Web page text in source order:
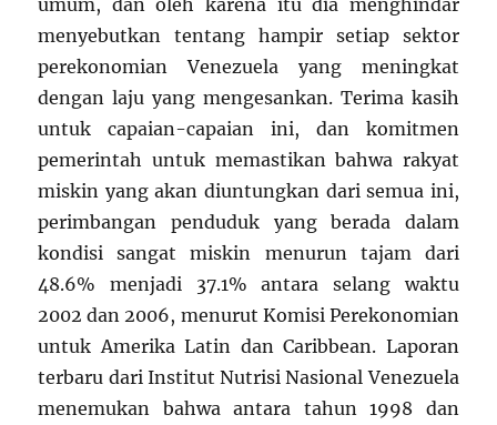
umum, dan oleh karena itu dia menghindar
menyebutkan tentang hampir setiap sektor
perekonomian Venezuela yang meningkat
dengan laju yang mengesankan. Terima kasih
untuk capaian-capaian ini, dan komitmen
pemerintah untuk memastikan bahwa rakyat
miskin yang akan diuntungkan dari semua ini,
perimbangan penduduk yang berada dalam
kondisi sangat miskin menurun tajam dari
48.6% menjadi 37.1% antara selang waktu
2002 dan 2006, menurut Komisi Perekonomian
untuk Amerika Latin dan Caribbean. Laporan
terbaru dari Institut Nutrisi Nasional Venezuela
menemukan bahwa antara tahun 1998 dan